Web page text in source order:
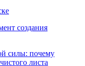
создания
силы: почему
листа